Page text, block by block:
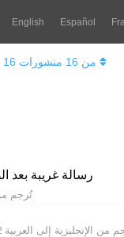
English Español
Spine
الأسئلة المتكررة
رسالة غريبة
تُرجم
16 من 16 منشورات
من الإنجليزية إلى العربية